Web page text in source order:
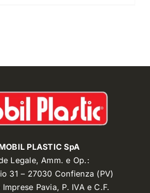
PLASTIC SpA
Legale, Amm. e Op.:
31 – 27030 Confienza (PV)
Imprese Pavia, P. IVA e C.F.